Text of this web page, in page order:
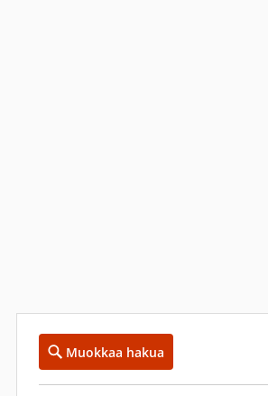
Muokkaa hakua